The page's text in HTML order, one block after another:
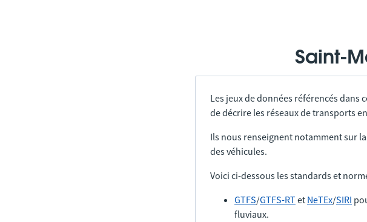
Saint-
Les jeux de données référencés
de décrire les réseaux de transports
Ils nous renseignent notamment sur
des véhicules.
Voici ci-dessous les standards et
GTFS/GTFS-RTet NeTEx/SIRI
fluviaux.